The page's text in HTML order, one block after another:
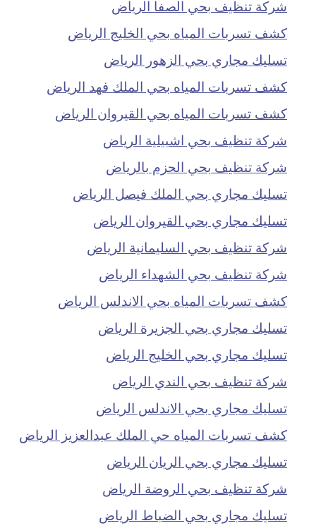
شركة تنظيف بحي الصفا الرياض
كشف تسربات المياه بحي الخليج الرياض
تسليك مجاري بحي الزهور الرياض
كشف تسربات المياه بحي الملك فهد الرياض
كشف تسربات المياه بحي القيروان الرياض
شركة تنظيف بحي اشبيلية الرياض
شركة تنظيف بحي الحزم بالرياض
تسليك مجاري بحي الملك فيصل الرياض
تسليك مجاري بحي القيروان الرياض
شركة تنظيف بحي السليمانية الرياض
شركة تنظيف بحي الشهداء الرياض
كشف تسربات المياه بحي الاندلس الرياض
تسليك مجاري بحي الجزيرة الرياض
تسليك مجاري بحي الخليج الرياض
شركة تنظيف بحي الندي الرياض
تسليك مجاري بحي الاندلس الرياض
كشف تسربات المياه حي الملك عبدالعزيز الرياض
تسليك مجاري بحي الريان الرياض
شركة تنظيف بحي الروضة الرياض
تسليك مجاري بحي الضباط الرياض